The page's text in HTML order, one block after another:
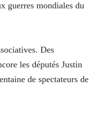
guerres mondiales du
Des
les députés Justin
de spectateurs de